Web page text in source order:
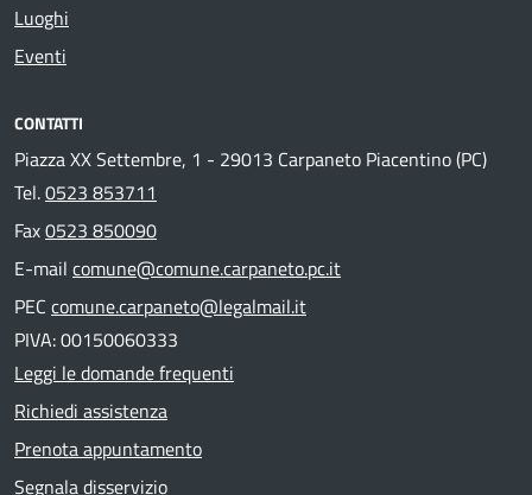
Luoghi
Eventi
CONTATTI
Piazza XX Settembre, 1 - 29013 Carpaneto Piacentino (PC)
Tel.0523 853711
Fax0523 850090
E-mail comune@comune.carpaneto.pc.it
PEC comune.carpaneto@legalmail.it
PIVA: 00150060333
Leggi le domande frequenti
Richiedi assistenza
Prenota appuntamento
Segnala disservizio